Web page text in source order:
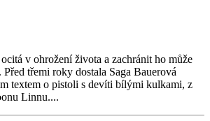
v ohrožení života a zachránit ho může
třemi roky dostala Saga Bauerová
textem o pistoli s devíti bílými kulkami, z
Linnu....